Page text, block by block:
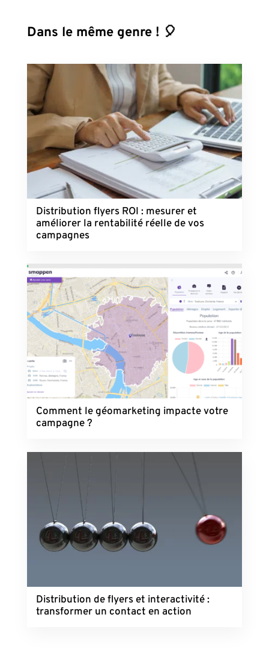
Dans le même genre ! 🎈
Distribution flyers ROI : mesurer et
améliorer la rentabilité réelle de vos
campagnes
Comment le géomarketing impacte votre
campagne ?
Distribution de flyers et interactivité :
transformer un contact en action